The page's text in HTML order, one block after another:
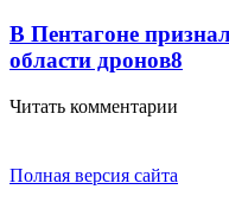
В Пентагоне
области дронов8
Читать комментарии
Полная версия сайта